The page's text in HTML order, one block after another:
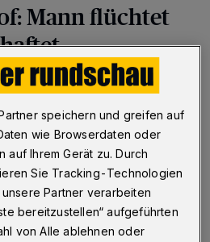
Mann flüchtet
alter Mann soll am
vorgetäuscht haben,
zu schubsen. Er muss sich
anderer Vorwürfe
Eine Minute Lesezeit
speichern und greifen auf
wie Browserdaten oder
auf Ihrem Gerät zu. Durch
Sie Tracking-Technologien
Partner verarbeiten
bereitzustellen“ aufgeführten
von Alle ablehnen oder